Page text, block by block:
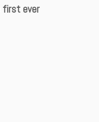
first ever